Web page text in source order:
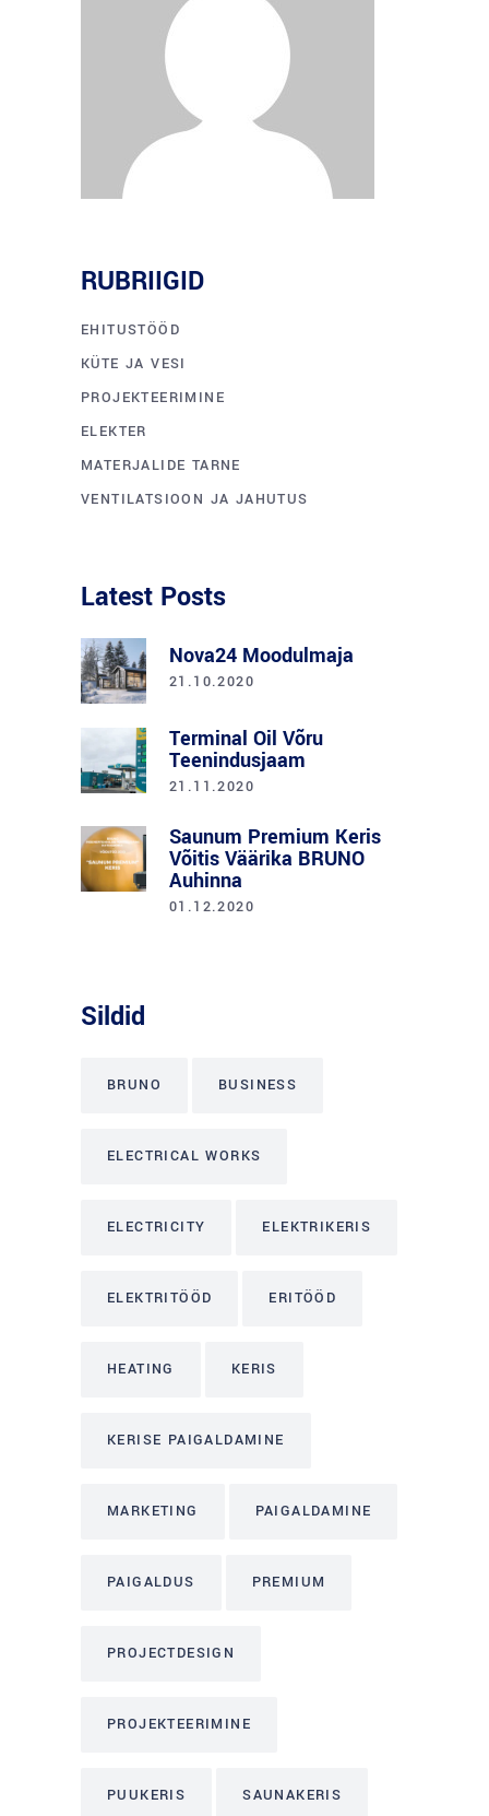
RUBRIIGID
EHITUSTÖÖD
KÜTE JA VESI
PROJEKTEERIMINE
ELEKTER
MATERJALIDE TARNE
VENTILATSIOON JA JAHUTUS
Latest Posts
Nova24 Moodulmaja
21.10.2020
Terminal Oil Võru
Teenindusjaam
21.11.2020
Saunum Premium Keris
Võitis Väärika BRUNO
Auhinna
01.12.2020
Sildid
BRUNO BUSINESS
ELECTRICAL WORKS
ELECTRICITY ELEKTRIKERIS
ELEKTRITÖÖD ERITÖÖD
HEATING KERIS
KERISE PAIGALDAMINE
MARKETING PAIGALDAMINE
PAIGALDUS PREMIUM
PROJECTDESIGN
PROJEKTEERIMINE
PUUKERIS SAUNAKERIS